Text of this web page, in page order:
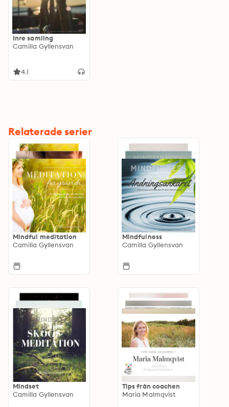
Inre samling
Camilla Gyllensvan
4.1
Relaterade serier
Mindful meditation
Camilla Gyllensvan
Mindfulness
Camilla Gyllensvan
Mindset
Camilla Gyllensvan
Tips från coachen
Maria Malmqvist